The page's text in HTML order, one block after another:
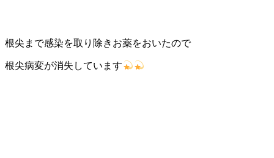
根尖まで感染を取り除きお薬をおいたので
根尖病変が消失しています